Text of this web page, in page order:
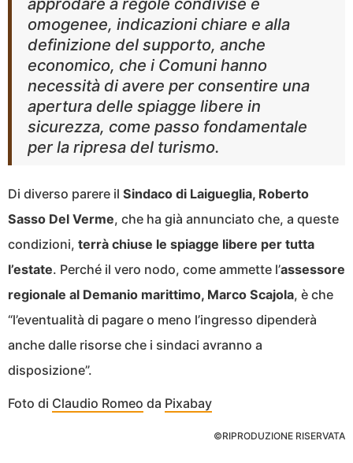
approdare a regole condivise e
omogenee, indicazioni chiare e alla
definizione del supporto, anche
economico, che i Comuni hanno
necessità di avere per consentire una
apertura delle spiagge libere in
sicurezza, come passo fondamentale
per la ripresa del turismo.
Di diverso parere il Sindaco di Laigueglia, Roberto
Sasso Del Verme, che ha già annunciato che, a queste
condizioni, terrà chiuse le spiagge libere per tutta
l’estate. Perché il vero nodo, come ammette l’assessore
regionale al Demanio marittimo, Marco Scajola, è che
“l’eventualità di pagare o meno l’ingresso dipenderà
anche dalle risorse che i sindaci avranno a
disposizione”.
Foto di Claudio Romeo da Pixabay
©RIPRODUZIONE RISERVATA